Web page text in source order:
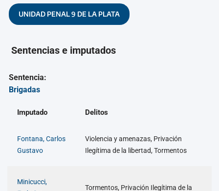
UNIDAD PENAL 9 DE LA PLATA
Sentencias e imputados
Sentencia:
Brigadas
Imputado Delitos
Fontana, Carlos
Gustavo
Violencia y amenazas, Privación
Ilegítima de la libertad, Tormentos
Minicucci,
Tormentos, Privación Ilegítima de la